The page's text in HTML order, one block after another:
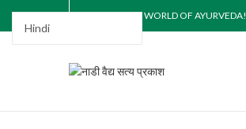
STEP INTO THE WORLD OF AYURVEDA!